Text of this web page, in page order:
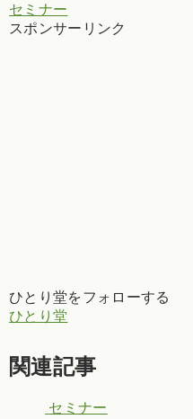
セミナー
スポンサーリンク
ひとり堂をフォローする
ひとり堂
関連記事
セミナー